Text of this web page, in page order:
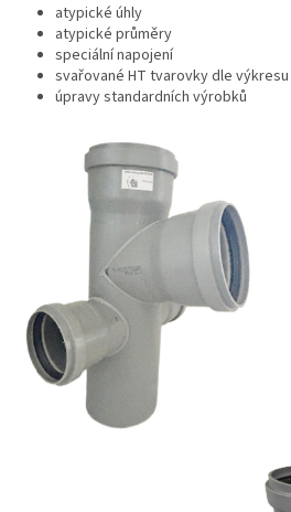
atypické úhly
atypické průměry
speciální napojení
svařované HT tvarovky dle výkresu
úpravy standardních výrobků